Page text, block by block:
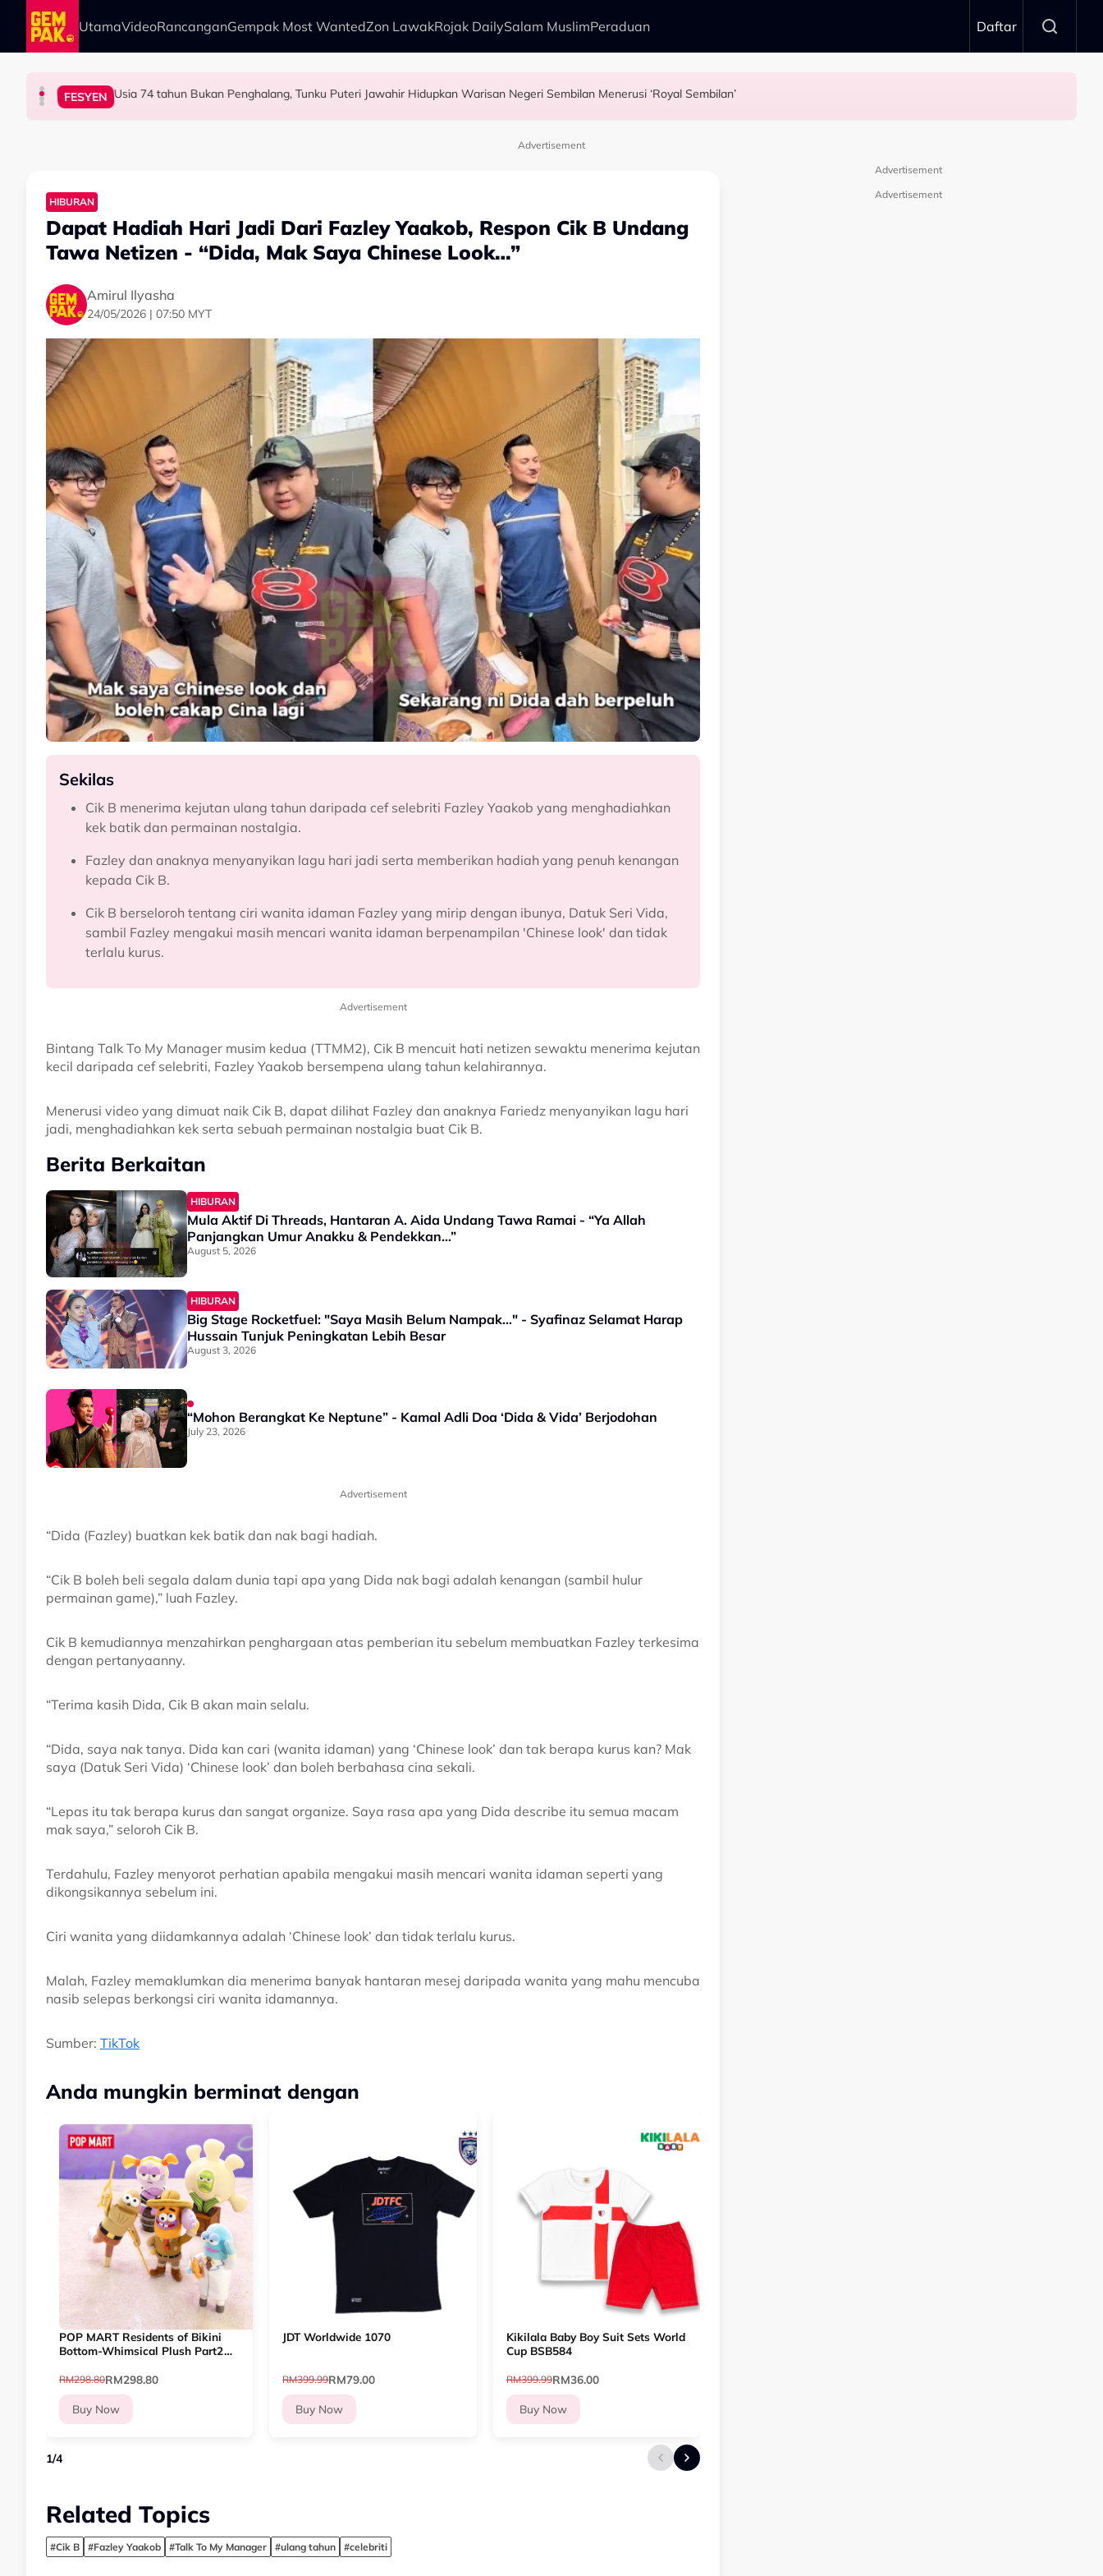
Skip to main content
UtamaVideoRancanganGempak Most WantedZon LawakRojak DailySalam MuslimPeraduan Daftar
HIBURAN “Saya Memang Suka Gaya Streetwear…” - Ezaidi Aziz
FESYEN Usia 74 tahun Bukan Penghalang, Tunku Puteri Jawahir Hidupkan Warisan Negeri Sembilan Menerusi ‘Royal Sembilan’
BERITA Tertelan Serpihan Lidi Sate, Wanita Saman Singapore Airlines
HIBURAN Permintaan Aneh Jared Leto Di Lokasi, Minta Nelayan Tangkap Ikan Segar Setiap Hari
Advertisement
HIBURAN
Dapat Hadiah Hari Jadi Dari Fazley Yaakob, Respon Cik B Undang
Tawa Netizen - “Dida, Mak Saya Chinese Look…”
Amirul Ilyasha
24/05/2026 | 07:50 MYT
Sekilas
Cik B menerima kejutan ulang tahun daripada cef selebriti Fazley Yaakob yang menghadiahkan
kek batik dan permainan nostalgia.
Fazley dan anaknya menyanyikan lagu hari jadi serta memberikan hadiah yang penuh kenangan
kepada Cik B.
Cik B berseloroh tentang ciri wanita idaman Fazley yang mirip dengan ibunya, Datuk Seri Vida,
sambil Fazley mengakui masih mencari wanita idaman berpenampilan 'Chinese look' dan tidak
terlalu kurus.
Advertisement
Bintang Talk To My Manager musim kedua (TTMM2), Cik B mencuit hati netizen sewaktu menerima kejutan
kecil daripada cef selebriti, Fazley Yaakob bersempena ulang tahun kelahirannya.
Menerusi video yang dimuat naik Cik B, dapat dilihat Fazley dan anaknya Fariedz menyanyikan lagu hari
jadi, menghadiahkan kek serta sebuah permainan nostalgia buat Cik B.
Berita Berkaitan
HIBURAN
Mula Aktif Di Threads, Hantaran A. Aida Undang Tawa Ramai - “Ya Allah
Panjangkan Umur Anakku & Pendekkan…”
August 5, 2026
HIBURAN
Big Stage Rocketfuel: "Saya Masih Belum Nampak…" - Syafinaz Selamat Harap
Hussain Tunjuk Peningkatan Lebih Besar
August 3, 2026
“Mohon Berangkat Ke Neptune” - Kamal Adli Doa ‘Dida & Vida’ Berjodohan
July 23, 2026
Advertisement
“Dida (Fazley) buatkan kek batik dan nak bagi hadiah.
“Cik B boleh beli segala dalam dunia tapi apa yang Dida nak bagi adalah kenangan (sambil hulur
permainan game),” luah Fazley.
Cik B kemudiannya menzahirkan penghargaan atas pemberian itu sebelum membuatkan Fazley terkesima
dengan pertanyaanny.
“Terima kasih Dida, Cik B akan main selalu.
“Dida, saya nak tanya. Dida kan cari (wanita idaman) yang ‘Chinese look’ dan tak berapa kurus kan? Mak
saya (Datuk Seri Vida) ‘Chinese look’ dan boleh berbahasa cina sekali.
“Lepas itu tak berapa kurus dan sangat organize. Saya rasa apa yang Dida describe itu semua macam
mak saya,” seloroh Cik B.
Terdahulu, Fazley menyorot perhatian apabila mengakui masih mencari wanita idaman seperti yang
dikongsikannya sebelum ini.
Ciri wanita yang diidamkannya adalah ‘Chinese look’ dan tidak terlalu kurus.
Malah, Fazley memaklumkan dia menerima banyak hantaran mesej daripada wanita yang mahu mencuba
nasib selepas berkongsi ciri wanita idamannya.
Sumber: TikTok
Anda mungkin berminat dengan
POP MART Residents of Bikini
Bottom-Whimsical Plush Part2
RM298.80RM298.80
Buy Now
JDT Worldwide 1070
RM399.99RM79.00
Buy Now
Kikilala Baby Boy Suit Sets World
Cup BSB584
RM399.99RM36.00
Buy Now
1/4
Related Topics
#Cik B #Fazley Yaakob #Talk To My Manager #ulang tahun #celebriti
Advertisement
Advertisement